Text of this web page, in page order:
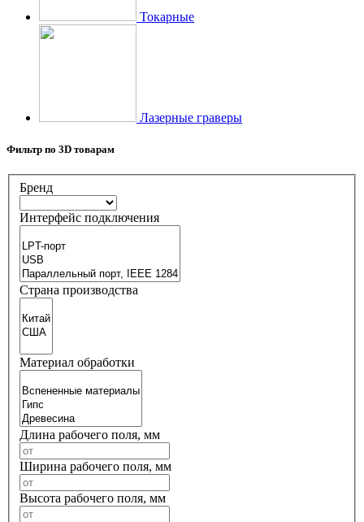
Токарные
Лазерные граверы
Фильтр по 3D товарам
Бренд
Интерфейс подключения
Страна производства
Материал обработки
Длина рабочего поля, мм
Ширина рабочего поля, мм
Высота рабочего поля, мм